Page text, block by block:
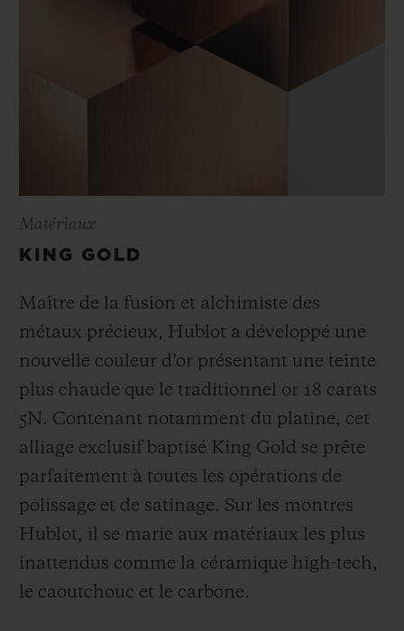
Matériaux
KING GOLD
Maître de la fusion et alchimiste des
métaux précieux, Hublot a développé une
nouvelle couleur d’or présentant une teinte
plus chaude que le traditionnel or 18 carats
5N. Contenant notamment du platine, cet
alliage exclusif baptisé King Gold se prête
parfaitement à toutes les opérations de
polissage et de satinage. Sur les montres
Hublot, il se marie aux matériaux les plus
inattendus comme la céramique high-tech,
le caoutchouc et le carbone.